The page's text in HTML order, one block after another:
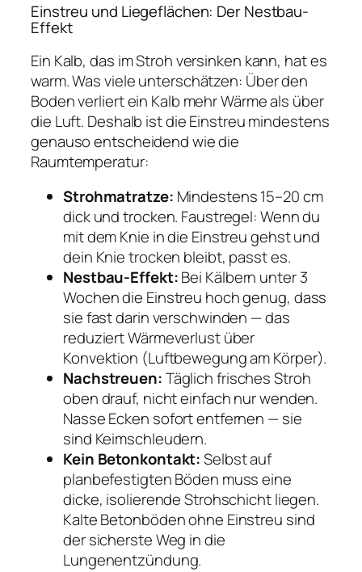
Einstreu und Liegeflächen: Der Nestbau-
Effekt
Ein Kalb, das im Stroh versinken kann, hat es
warm. Was viele unterschätzen: Über den
Boden verliert ein Kalb mehr Wärme als über
die Luft. Deshalb ist die Einstreu mindestens
genauso entscheidend wie die
Raumtemperatur:
Strohmatratze: Mindestens 15–20 cm
dick und trocken. Faustregel: Wenn du
mit dem Knie in die Einstreu gehst und
dein Knie trocken bleibt, passt es.
Nestbau-Effekt:Bei Kälbern unter 3
Wochen die Einstreu hoch genug, dass
sie fast darin verschwinden — das
reduziert Wärmeverlust über
Konvektion (Luftbewegung am Körper).
Nachstreuen:Täglich frisches Stroh
oben drauf, nicht einfach nur wenden.
Nasse Ecken sofort entfernen — sie
sind Keimschleudern.
Kein Betonkontakt:Selbst auf
planbefestigten Böden muss eine
dicke, isolierende Strohschicht liegen.
Kalte Betonböden ohne Einstreu sind
der sicherste Weg in die
Lungenentzündung.